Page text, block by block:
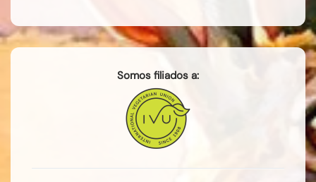
Somos filiados a: